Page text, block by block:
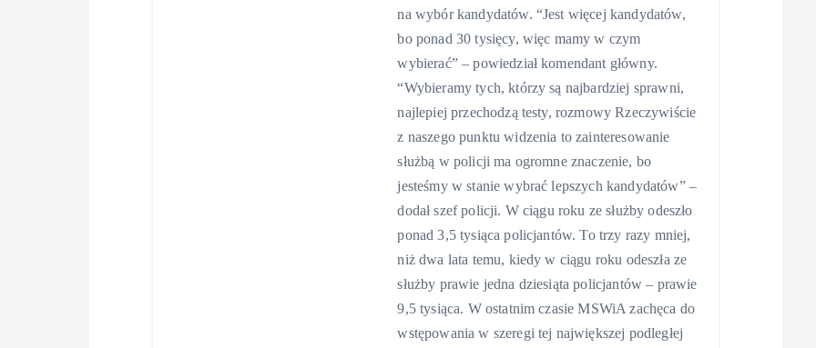
na wybór kandydatów. “Jest więcej kandydatów,
bo ponad 30 tysięcy, więc mamy w czym
wybierać” – powiedział komendant główny.
“Wybieramy tych, którzy są najbardziej sprawni,
najlepiej przechodzą testy, rozmowy Rzeczywiście
z naszego punktu widzenia to zainteresowanie
służbą w policji ma ogromne znaczenie, bo
jesteśmy w stanie wybrać lepszych kandydatów” –
dodał szef policji. W ciągu roku ze służby odeszło
ponad 3,5 tysiąca policjantów. To trzy razy mniej,
niż dwa lata temu, kiedy w ciągu roku odeszła ze
służby prawie jedna dziesiąta policjantów – prawie
9,5 tysiąca. W ostatnim czasie MSWiA zachęca do
wstępowania w szeregi tej największej podległej